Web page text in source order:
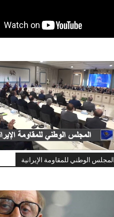
الوطني للمقاومة الإيرانية